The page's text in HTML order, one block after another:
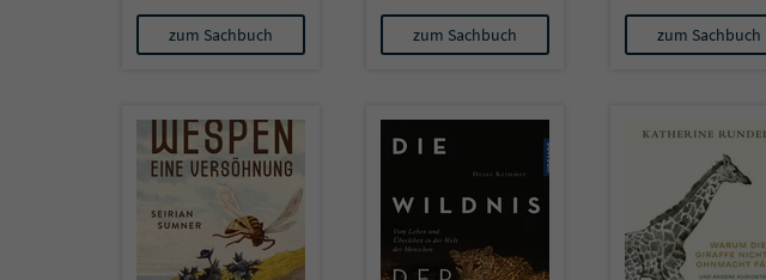
nicht krank macht
zum Sachbuch zum Sachbuch zum Sachbuch